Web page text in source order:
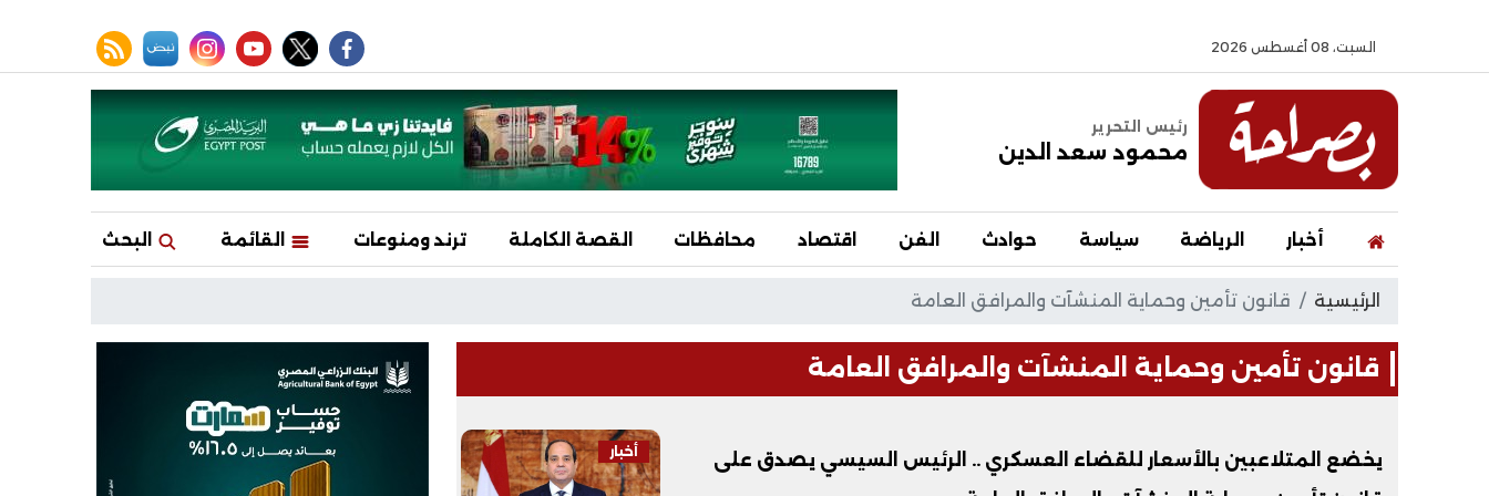
السبت، 08 أغسطس 2026
facebook
twitter
youtube
instagram
نبض rss feed
رئيس التحرير
محمود سعد الدين
أخبار الرياضة سياسة حوادث الفن اقتصاد محافظات القصة الكاملة ترند ومنوعات القائمة البحث
الرئيسية قانون تأمين وحماية المنشآت والمرافق العامة
قانون تأمين وحماية المنشآت والمرافق العامة
أخبار
يخضع المتلاعبين بالأسعار للقضاء العسكري .. الرئيس السيسي يصدق على